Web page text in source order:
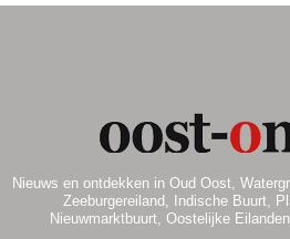
Nieuws en ontdekken in Oud Oost,
Zeeburgereiland, Indische Buurt,
Nieuwmarktbuurt, Oostelijke